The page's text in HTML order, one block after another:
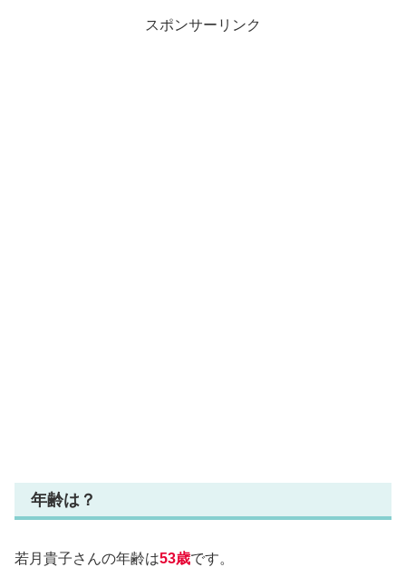
スポンサーリンク
年齢は？
若月貴子さんの年齢は53歳です。